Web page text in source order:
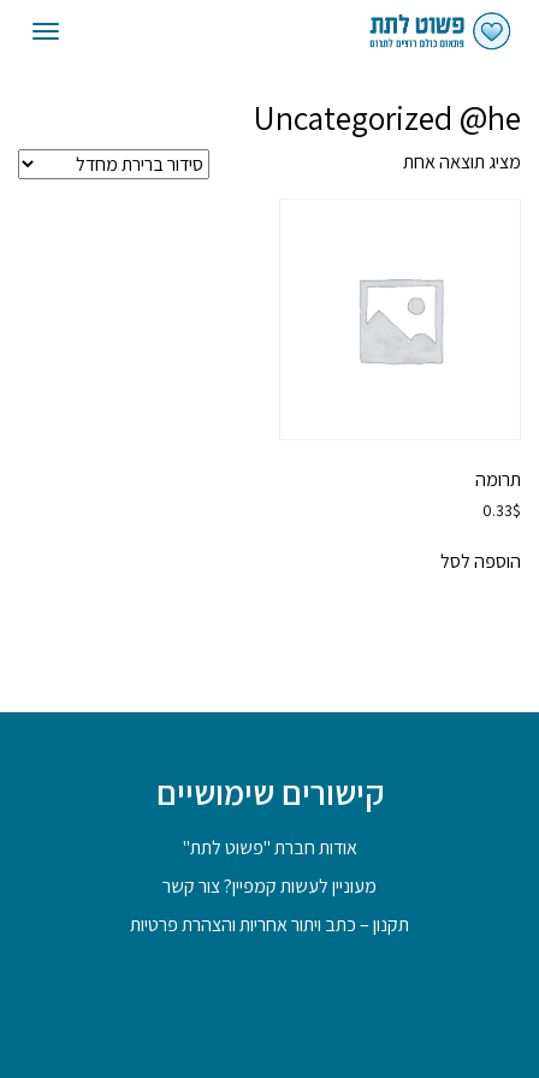
Uncategorized @he
מציג תוצאה אחת
תרומה
0.33$
הוספה לסל
קישורים שימושיים
אודות חברת "פשוט לתת"
מעוניין לעשות קמפיין? צור קשר
תקנון – כתב ויתור אחריות והצהרת פרטיות